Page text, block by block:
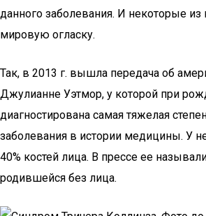
данного заболевания. И некоторые из
мировую огласку.
Так, в 2013 г. вышла передача об
Джулианне Уэтмор, у которой при
диагностирована самая тяжелая
заболевания в истории медицины. У
40% костей лица. В прессе ее
родившейся без лица.